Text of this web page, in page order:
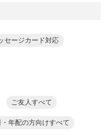
セージカード対応
ご友人すべて
年配の方向けすべて